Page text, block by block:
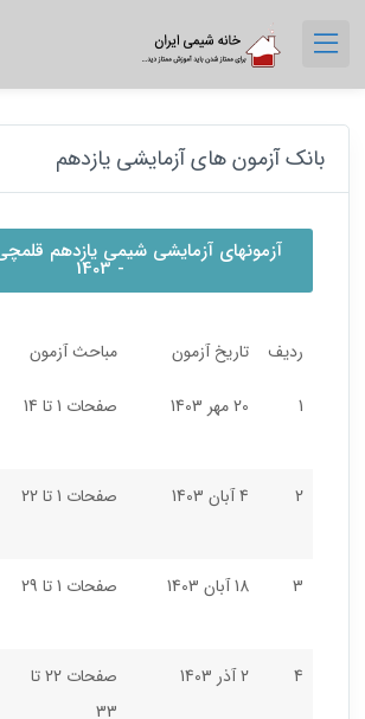
بانک آزمون های آزمایشی یازدهم
- 1403
ردیف تاریخ آزمون مباحث آزمون
1 20 مهر 1403 صفحات 1 تا 14
2 4 آبان 1403 صفحات 1 تا 22
3 18 آبان 1403 صفحات 1 تا 29
4 2 آذر 1403
صفحات 22 تا
33